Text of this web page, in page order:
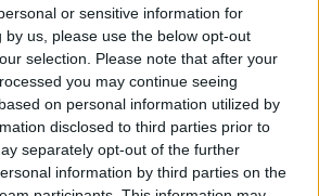
or sensitive information for
by us, please use the below opt-out
selection. Please note that after your
you may continue seeing
on personal information utilized by
disclosed to third parties prior to
separately opt-out of the further
information by third parties on the